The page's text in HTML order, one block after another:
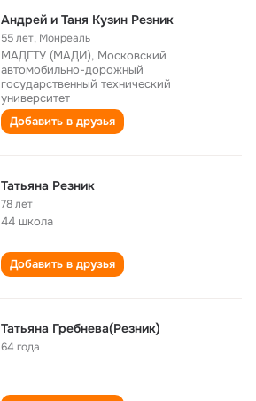
Андрей и Таня Кузин Резник
55 лет, Монреаль
МАДГТУ (МАДИ), Московский
автомобильно-дорожный
государственный технический
университет
Добавить в друзья
Татьяна Резник
78 лет
44 школа
Добавить в друзья
Татьяна Гребнева(Резник)
64 года